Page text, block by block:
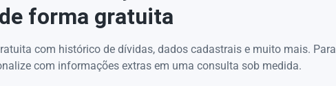
de forma gratuita
com histórico de dívidas, dados cadastrais e muito mais. Para
com informações extras em uma consulta sob medida.